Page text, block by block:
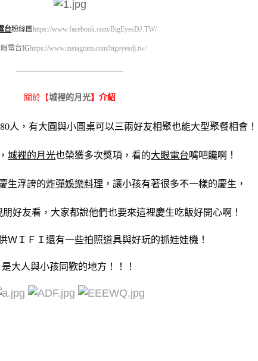
台粉絲團https://www.facebook.com/BigEyesDJ.TW/
電台IGhttps://www.instagram.com/bigeyesdj.tw/
————————————————————
關於【城裡的月光】介紹
人，有大圓與小圓桌可以三兩好友相聚也能大型聚餐相會！
，城裡的月光也榮獲多次獎項，看的大眼電台嘴吧饞啊！
生浮誇的炸彈娛樂料理 ，讓小孩有著很多不一樣的慶生，
朋好友看，大家都說他們也要來這裡慶生吃飯好開心啊！
ＷＩＦＩ還有一些拍照道具與好玩的抓娃娃機！
是大人與小孩同歡的地方！！！